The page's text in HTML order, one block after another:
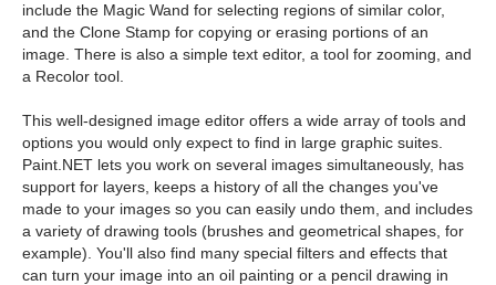
include the Magic Wand for selecting regions of similar color,
and the Clone Stamp for copying or erasing portions of an
image. There is also a simple text editor, a tool for zooming, and
a Recolor tool.
This well-designed image editor offers a wide array of tools and
options you would only expect to find in large graphic suites.
Paint.NET lets you work on several images simultaneously, has
support for layers, keeps a history of all the changes you've
made to your images so you can easily undo them, and includes
a variety of drawing tools (brushes and geometrical shapes, for
example). You'll also find many special filters and effects that
can turn your image into an oil painting or a pencil drawing in